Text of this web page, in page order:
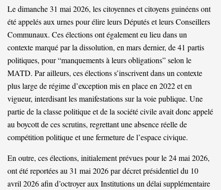
Le dimanche 31 mai 2026, les citoyennes et citoyens guinéens ont
été appelés aux urnes pour élire leurs Députés et leurs Conseillers
Communaux. Ces élections ont également eu lieu dans un
contexte marqué par la dissolution, en mars dernier, de 41 partis
politiques, pour “manquements à leurs obligations” selon le
MATD. Par ailleurs, ces élections s’inscrivent dans un contexte
plus large de régime d’exception mis en place en 2022 et en
vigueur, interdisant les manifestations sur la voie publique. Une
partie de la classe politique et de la société civile avait donc appelé
au boycott de ces scrutins, regrettant une absence réelle de
compétition politique et une fermeture de l’espace civique.
En outre, ces élections, initialement prévues pour le 24 mai 2026,
ont été reportées au 31 mai 2026 par décret présidentiel du 10
avril 2026 afin d’octroyer aux Institutions un délai supplémentaire